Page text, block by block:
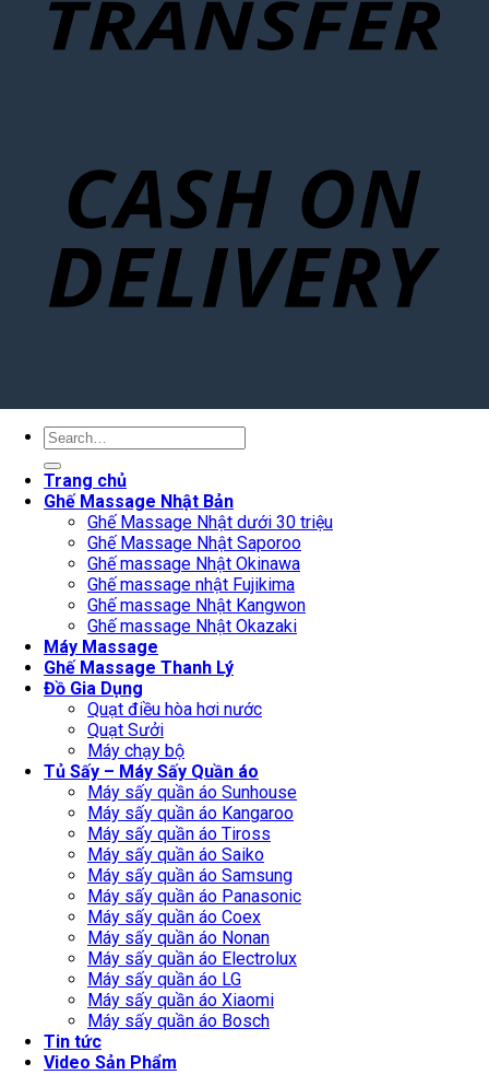
Search
Trang chủ
Ghế Massage Nhật Bản
Ghế Massage Nhật dưới 30 triệu
Ghế Massage Nhật Saporoo
Ghế massage Nhật Okinawa
Ghế massage nhật Fujikima
Ghế massage Nhật Kangwon
Ghế massage Nhật Okazaki
Máy Massage
Ghế Massage Thanh Lý
Đồ Gia Dụng
Quạt điều hòa hơi nước
Quạt Sưởi
Máy chạy bộ
Tủ Sấy – Máy Sấy Quần áo
Máy sấy quần áo Sunhouse
Máy sấy quần áo Kangaroo
Máy sấy quần áo Tiross
Máy sấy quần áo Saiko
Máy sấy quần áo Samsung
Máy sấy quần áo Panasonic
Máy sấy quần áo Coex
Máy sấy quần áo Nonan
Máy sấy quần áo Electrolux
Máy sấy quần áo LG
Máy sấy quần áo Xiaomi
Máy sấy quần áo Bosch
Tin tức
Video Sản Phẩm